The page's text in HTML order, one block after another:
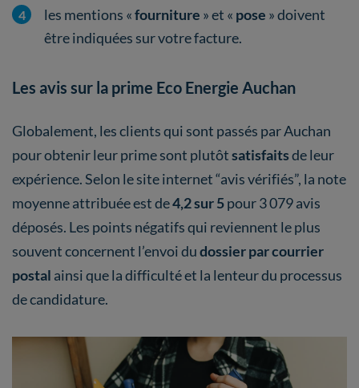
les mentions «fourniture » et « pose » doivent
être indiquées sur votre facture.
Les avis sur la prime Eco Energie Auchan
Globalement, les clients qui sont passés par Auchan
pour obtenir leur prime sont plutôtsatisfaitsde leur
expérience. Selon le site internet “avis vérifiés”, la note
moyenne attribuée est de4,2 sur 5pour 3 079 avis
déposés. Les points négatifs qui reviennent le plus
souvent concernent l’envoi dudossier par courrier
postal ainsi que la difficulté et la lenteur du processus
de candidature.